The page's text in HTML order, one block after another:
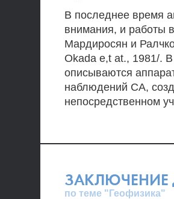
В последнее время
внимания, и работы
Мардиросян и
Okada e,t at., 1981/.
описываются
наблюдений СА,
непосредственном
ЗАКЛЮЧЕНИЕ
по теме "Геофизика"